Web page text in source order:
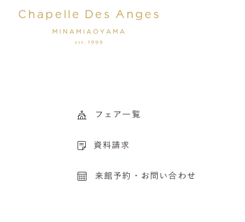
フェア一覧
資料請求
来館予約・お問い合わせ